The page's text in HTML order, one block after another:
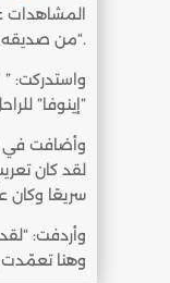
المشاهدات
من صديقه“.
واستدركت: ”
إينوفا” للراحل إيدير، بحيث يكون هدف الأغنية هو تجسيد وحدة الشعب الجزائري”
وأضافت في
لقد كان
سريعًا وكان
وأردفت:
وهنا تعمّدت